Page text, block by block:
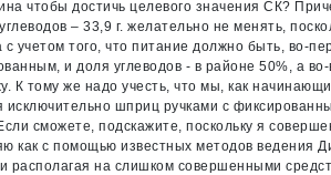
чтобы достичь целевого значения СК?
– 33,9 г. желательно не менять,
с учетом того, что питание должно быть, во-
и доля углеводов - в районе 50%, а
К тому же надо учесть, что мы, как
исключительно шприц ручками с
сможете, подскажите, поскольку я
как с помощью известных методов ведения
располагая на слишком совершенными